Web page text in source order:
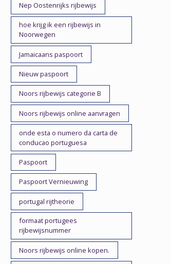
Nep Oostenrijks rijbewijs
hoe krijg ik een rijbewijs in
Noorwegen
Jamaicaans paspoort
Nieuw paspoort
Noors rijbewijs categorie B
Noors rijbewijs online aanvragen
onde esta o numero da carta de
conducao portuguesa
Paspoort
Paspoort Vernieuwing
portugal rijtheorie
formaat portugees
rijbewijsnummer
Noors rijbewijs online kopen.